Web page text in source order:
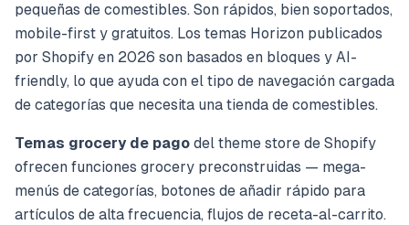
pequeñas de comestibles. Son rápidos, bien soportados,
mobile-first y gratuitos. Los temas Horizon publicados
por Shopify en 2026 son basados en bloques y AI-
friendly, lo que ayuda con el tipo de navegación cargada
de categorías que necesita una tienda de comestibles.
Temas grocery de pago del theme store de Shopify
ofrecen funciones grocery preconstruidas — mega-
menús de categorías, botones de añadir rápido para
artículos de alta frecuencia, flujos de receta-al-carrito.